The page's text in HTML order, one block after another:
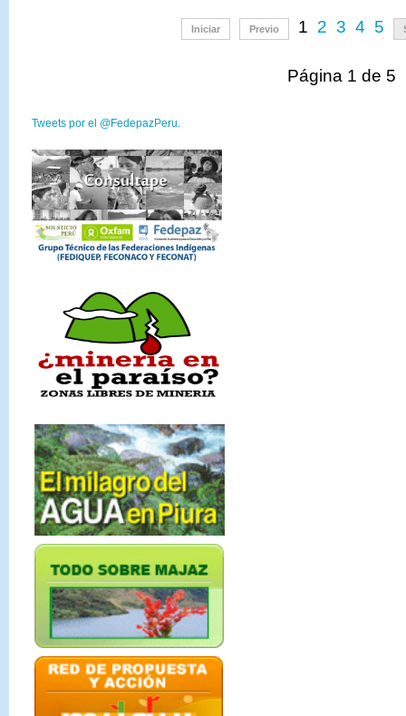
Iniciar Previo 1 2 3 4 5
Página 1 de 5
Tweets por el @FedepazPeru.